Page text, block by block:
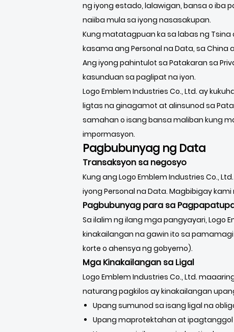
ng iyong estado, lalawigan, bansa o iba
naiiba mula sa iyong nasasakupan.
Kung matatagpuan ka sa labas ng
kasama ang Personal na Data, sa China
Ang iyong pahintulot sa Patakaran sa
kasunduan sa paglipat na iyon.
Logo Emblem Industries Co., Ltd. ay
ligtas na ginagamot at alinsunod sa
samahan o isang bansa maliban kung
impormasyon.
Pagbubunyag ng Data
Transaksyon sa negosyo
Kung ang Logo Emblem Industries Co.,
iyong Personal na Data. Magbibigay
Pagbubunyag para sa
Sa ilalim ng ilang mga pangyayari, Logo
kinakailangan na gawin ito sa
korte o ahensya ng gobyerno).
Mga Kinakailangan sa Ligal
Logo Emblem Industries Co., Ltd.
naturang pagkilos ay kinakailangan
Upang sumunod sa isang ligal na
Upang maprotektahan at ipagtanggol